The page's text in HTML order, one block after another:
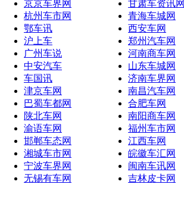
京京车界网
杭州车市网
鄂车讯
沪上车
广州车说
中安汽车
车国讯
津京车网
巴蜀车都网
陕北车网
渝语车网
邯郸车态网
湘城车市网
宁波车界网
无锡有车网
甘肃车资讯网
青海车城网
西安车网
郑州汽车网
河南商车网
山东车城网
济南车界网
南昌汽车网
合肥车网
南阳商车网
福州车市网
江西车网
皖徽车汇网
闽南车讯网
吉林皮卡网